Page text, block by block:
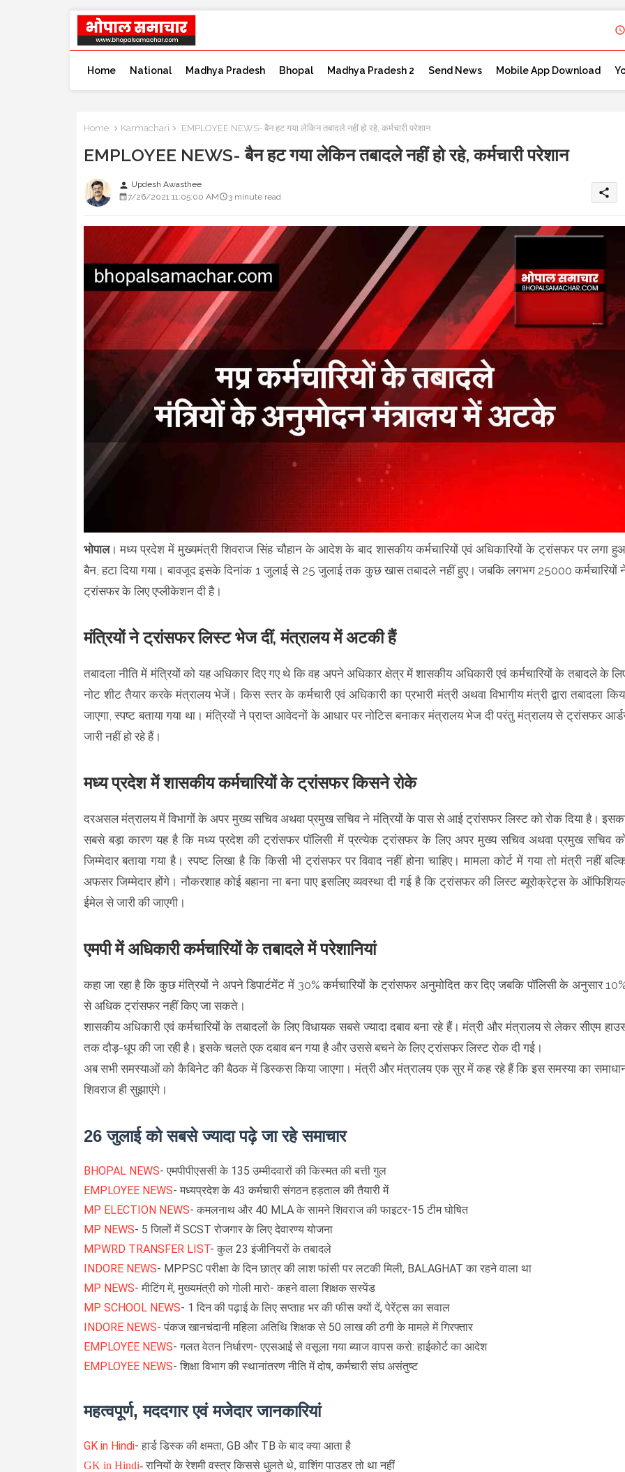
Home National Madhya Pradesh Bhopal Madhya Pradesh 2 Send News Mobile App Download
Home Karmachari EMPLOYEE NEWS- बैन हट गया लेकिन तबादले नहीं हो रहे, कर्मचारी परेशान
EMPLOYEE NEWS- बैन हट गया लेकिन तबादले नहीं हो रहे, कर्मचारी परेशान
person Updesh Awasthee
7/26/2021 11:05:00 AM
3 minute read share
भोपाल। मध्य प्रदेश में मुख्यमंत्री शिवराज सिंह चौहान के आदेश के बाद शासकीय कर्मचारियों एवं अधिकारियों के ट्रांसफर पर लगा
बैन, हटा दिया गया। बावजूद इसके दिनांक 1 जुलाई से 25 जुलाई तक कुछ खास तबादले नहीं हुए। जबकि लगभग 25000 कर्मचारियों
ट्रांसफर के लिए एप्लीकेशन दी है।
मंत्रियों ने ट्रांसफर लिस्ट भेज दीं, मंत्रालय में अटकी हैं
तबादला नीति में मंत्रियों को यह अधिकार दिए गए थे कि वह अपने अधिकार क्षेत्र में शासकीय अधिकारी एवं कर्मचारियों के तबादले के
नोट शीट तैयार करके मंत्रालय भेजें। किस स्तर के कर्मचारी एवं अधिकारी का प्रभारी मंत्री अथवा विभागीय मंत्री द्वारा तबादला
जाएगा, स्पष्ट बताया गया था। मंत्रियों ने प्राप्त आवेदनों के आधार पर नोटिस बनाकर मंत्रालय भेज दी परंतु मंत्रालय से ट्रांसफर
जारी नहीं हो रहे हैं।
मध्य प्रदेश में शासकीय कर्मचारियों के ट्रांसफर किसने रोके
दरअसल मंत्रालय में विभागों के अपर मुख्य सचिव अथवा प्रमुख सचिव ने मंत्रियों के पास से आई ट्रांसफर लिस्ट को रोक दिया है।
सबसे बड़ा कारण यह है कि मध्य प्रदेश की ट्रांसफर पॉलिसी में प्रत्येक ट्रांसफर के लिए अपर मुख्य सचिव अथवा प्रमुख सचिव
जिम्मेदार बताया गया है। स्पष्ट लिखा है कि किसी भी ट्रांसफर पर विवाद नहीं होना चाहिए। मामला कोर्ट में गया तो मंत्री नहीं
अफसर जिम्मेदार होंगे। नौकरशाह कोई बहाना ना बना पाए इसलिए व्यवस्था दी गई है कि ट्रांसफर की लिस्ट ब्यूरोक्रेट्स के
ईमेल से जारी की जाएगी।
एमपी में अधिकारी कर्मचारियों के तबादले में परेशानियां
कहा जा रहा है कि कुछ मंत्रियों ने अपने डिपार्टमेंट में 30% कर्मचारियों के ट्रांसफर अनुमोदित कर दिए जबकि पॉलिसी के अनुसार
से अधिक ट्रांसफर नहीं किए जा सकते।
शासकीय अधिकारी एवं कर्मचारियों के तबादलों के लिए विधायक सबसे ज्यादा दबाव बना रहे हैं। मंत्री और मंत्रालय से लेकर सीएम
तक दौड़-धूप की जा रही है। इसके चलते एक दबाव बन गया है और उससे बचने के लिए ट्रांसफर लिस्ट रोक दी गई।
अब सभी समस्याओं को कैबिनेट की बैठक में डिस्कस किया जाएगा। मंत्री और मंत्रालय एक सुर में कह रहे हैं कि इस समस्या का
शिवराज ही सुझाएंगे।
26 जुलाई को सबसे ज्यादा पढ़े जा रहे समाचार
BHOPAL NEWS- एमपीपीएससी के 135 उम्मीदवारों की किस्मत की बत्ती गुल
EMPLOYEE NEWS- मध्यप्रदेश के 43 कर्मचारी संगठन हड़ताल की तैयारी में
MP ELECTION NEWS- कमलनाथ और 40 MLA के सामने शिवराज की फाइटर-15 टीम घोषित
MP NEWS- 5 जिलों में SCST रोजगार के लिए देवारण्य योजना
MPWRD TRANSFER LIST- कुल 23 इंजीनियरों के तबादले
INDORE NEWS- MPPSC परीक्षा के दिन छात्र की लाश फांसी पर लटकी मिली, BALAGHAT का रहने वाला था
MP NEWS- मीटिंग में, मुख्यमंत्री को गोली मारो- कहने वाला शिक्षक सस्पेंड
MP SCHOOL NEWS- 1 दिन की पढ़ाई के लिए सप्ताह भर की फीस क्यों दें, पेरेंट्स का सवाल
INDORE NEWS- पंकज खानचंदानी महिला अतिथि शिक्षक से 50 लाख की ठगी के मामले में गिरफ्तार
EMPLOYEE NEWS- गलत वेतन निर्धारण- एएसआई से वसूला गया ब्याज वापस करो: हाईकोर्ट का आदेश
EMPLOYEE NEWS- शिक्षा विभाग की स्थानांतरण नीति में दोष, कर्मचारी संघ असंतुष्ट
महत्वपूर्ण, मददगार एवं मजेदार जानकारियां
GK in Hindi- हार्ड डिस्क की क्षमता, GB और TB के बाद क्या आता है
GK in Hindi- रानियों के रेशमी वस्त्र किससे धुलते थे, वाशिंग पाउडर तो था नहीं